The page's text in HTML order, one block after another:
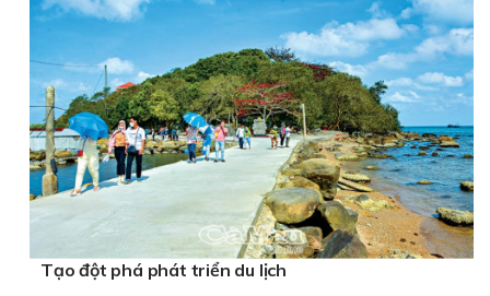
Tạo đột phá phát triển du lịch